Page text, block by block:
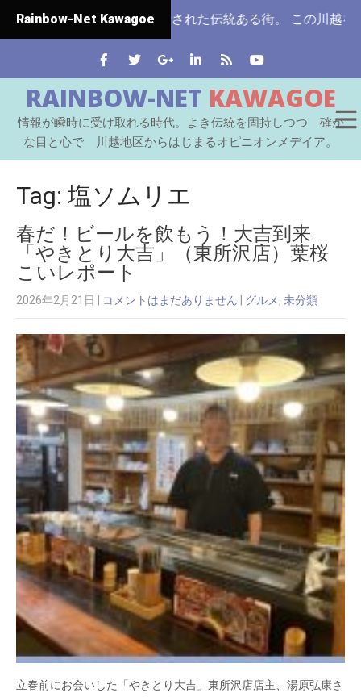
Rainbow-Net Kawagoe
ではじめて市制施行された伝統ある街。 この川越をはじめ
RAINBOW-NET KAWAGOE
情報が瞬時に受け取れる時代。よき伝統を固持しつつ 確か
な目と心で 川越地区からはじまるオピニオンメデイア。
Tag: 塩ソムリエ
春だ！ビールを飲もう！大吉到来
「やきとり大吉」（東所沢店）葉桜
こいレポート
2026年2月21日 コメントはまだありません グルメ , 未分類
立春前にお会いした「やきとり大吉」東所沢店店主、湯原弘康さ